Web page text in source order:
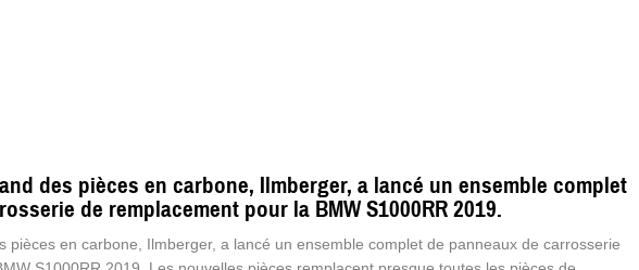
des pièces en carbone, Ilmberger, a lancé un ensemble complet
de remplacement pour la BMW S1000RR 2019.
pièces en carbone, Ilmberger, a lancé un ensemble complet de panneaux de carrosserie